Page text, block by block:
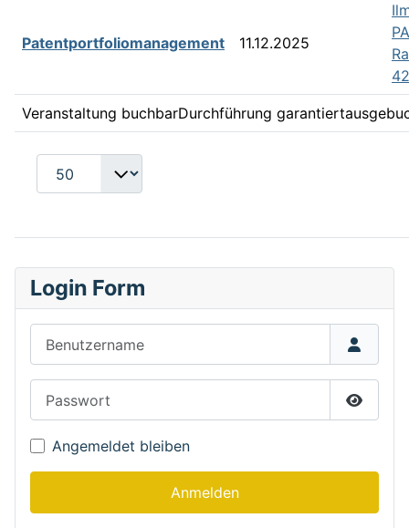
Patentportfoliomanagement 11.12.2025
Veranstaltung buchbarDurchführung garantiert
Login Form
Angemeldet bleiben
Anmelden